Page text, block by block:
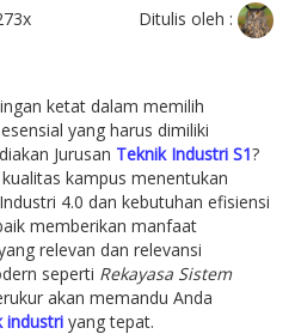
Ditulis oleh :
ketat dalam memilih
yang harus dimiliki
Jurusan Teknik Industri S1?
kampus menentukan
4.0 dan kebutuhan efisiensi
memberikan manfaat
relevan dan relevansi
seperti Rekayasa Sistem
akan memandu Anda
industriyang tepat.